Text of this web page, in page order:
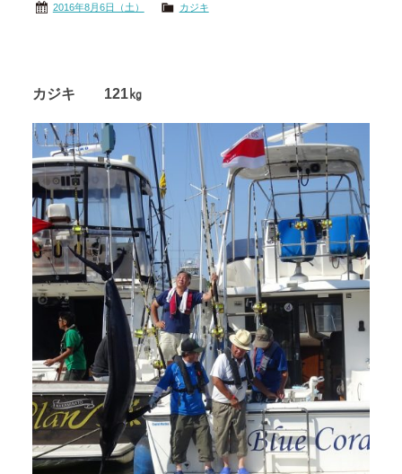
2016年8月6日（土） カジキ
カジキ 121㎏